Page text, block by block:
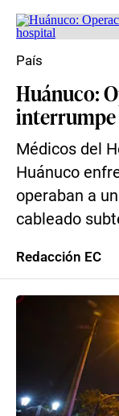
Huánuco:
interrumpe
Médicos del
Huánuco
operaban a
cableado
País
Redacción EC